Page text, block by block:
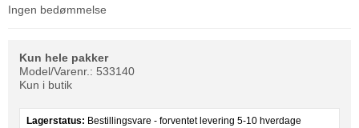
Ingen bedømmelse
Kun hele pakker
Model/Varenr.: 533140
Kun i butik
Lagerstatus: Bestillingsvare - forventet levering 5-10 hverdage